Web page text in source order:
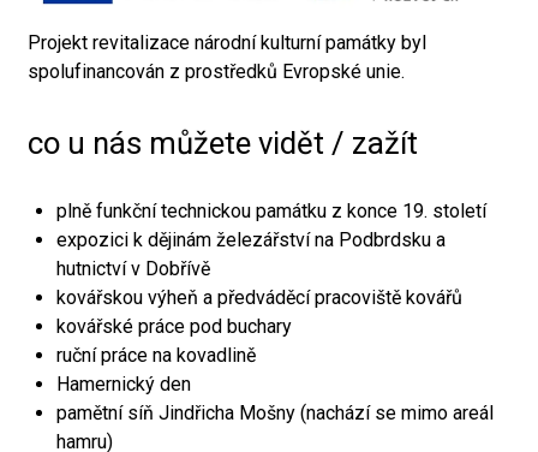
Projekt revitalizace národní kulturní památky byl
spolufinancován z prostředků Evropské unie.
co u nás můžete vidět / zažít
plně funkční technickou památku z konce 19. století
expozici k dějinám železářství na Podbrdsku a
hutnictví v Dobřívě
kovářskou výheň a předváděcí pracoviště kovářů
kovářské práce pod buchary
ruční práce na kovadlině
Hamernický den
pamětní síň Jindřicha Mošny (nachází se mimo areál
hamru)